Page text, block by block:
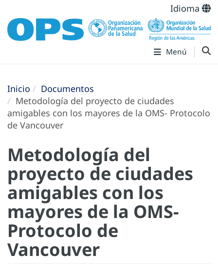
Idioma
Menú
Inicio
Documentos
Metodología del proyecto de ciudades
amigables con los mayores de la OMS- Protocolo
de Vancouver
Metodología del
proyecto de ciudades
amigables con los
mayores de la OMS-
Protocolo de
Vancouver